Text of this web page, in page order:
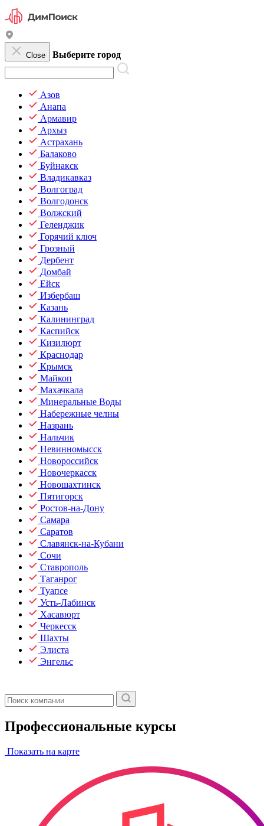
Close Выберите город
Азов
Анапа
Армавир
Архыз
Астрахань
Балаково
Буйнакск
Владикавказ
Волгоград
Волгодонск
Волжский
Геленджик
Горячий ключ
Грозный
Дербент
Домбай
Ейск
Избербаш
Казань
Калининград
Каспийск
Кизилюрт
Краснодар
Крымск
Майкоп
Махачкала
Минеральные Воды
Набережные челны
Назрань
Нальчик
Невинномысск
Новороссийск
Новочеркасск
Новошахтинск
Пятигорск
Ростов-на-Дону
Самара
Саратов
Славянск-на-Кубани
Сочи
Ставрополь
Таганрог
Туапсе
Усть-Лабинск
Хасавюрт
Черкесск
Шахты
Элиста
Энгельс
Профессиональные курсы
Показать на карте